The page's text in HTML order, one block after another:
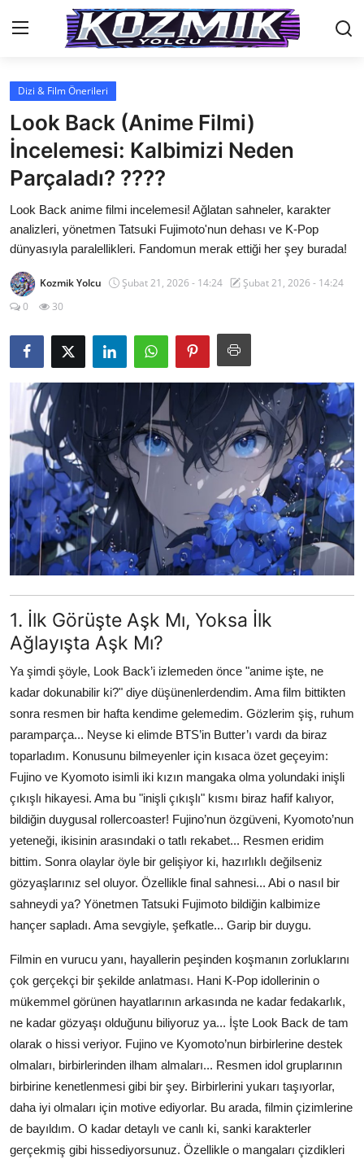
Anasayfa
Genel
İletişim
Anime Önerileri
Kore Dünyası
Anime Karakterleri
Dizi & Film
Testler
Dizi & Film Önerileri
Look Back (Anime Filmi)
İncelemesi: Kalbimizi Neden
Parçaladı? ????
Look Back anime filmi incelemesi! Ağlatan sahneler, karakter
analizleri, yönetmen Tatsuki Fujimoto'nun dehası ve K-Pop
dünyasıyla paralellikleri. Fandomun merak ettiği her şey burada!
Kozmik Yolcu Şubat 21, 2026 - 14:24
Şubat 21, 2026 - 14:24
0
30
1. İlk Görüşte Aşk Mı, Yoksa İlk
Ağlayışta Aşk Mı?
Ya şimdi şöyle, Look Back’i izlemeden önce "anime işte, ne
kadar dokunabilir ki?" diye düşünenlerdendim. Ama film bittikten
sonra resmen bir hafta kendime gelemedim. Gözlerim şiş, ruhum
paramparça... Neyse ki elimde BTS’in Butter’ı vardı da biraz
toparladım. Konusunu bilmeyenler için kısaca özet geçeyim:
Fujino ve Kyomoto isimli iki kızın mangaka olma yolundaki inişli
çıkışlı hikayesi. Ama bu "inişli çıkışlı" kısmı biraz hafif kalıyor,
bildiğin duygusal rollercoaster! Fujino’nun özgüveni, Kyomoto’nun
yeteneği, ikisinin arasındaki o tatlı rekabet... Resmen eridim
bittim. Sonra olaylar öyle bir gelişiyor ki, hazırlıklı değilseniz
gözyaşlarınız sel oluyor. Özellikle final sahnesi... Abi o nasıl bir
sahneydi ya? Yönetmen Tatsuki Fujimoto bildiğin kalbimize
hançer sapladı. Ama sevgiyle, şefkatle... Garip bir duygu.
Filmin en vurucu yanı, hayallerin peşinden koşmanın zorluklarını
çok gerçekçi bir şekilde anlatması. Hani K-Pop idollerinin o
mükemmel görünen hayatlarının arkasında ne kadar fedakarlık,
ne kadar gözyaşı olduğunu biliyoruz ya... İşte Look Back de tam
olarak o hissi veriyor. Fujino ve Kyomoto’nun birbirlerine destek
olmaları, birbirlerinden ilham almaları... Resmen idol gruplarının
birbirine kenetlenmesi gibi bir şey. Birbirlerini yukarı taşıyorlar,
daha iyi olmaları için motive ediyorlar. Bu arada, filmin çizimlerine
de bayıldım. O kadar detaylı ve canlı ki, sanki karakterler
gerçekmiş gibi hissediyorsunuz. Özellikle o mangaları çizdikleri